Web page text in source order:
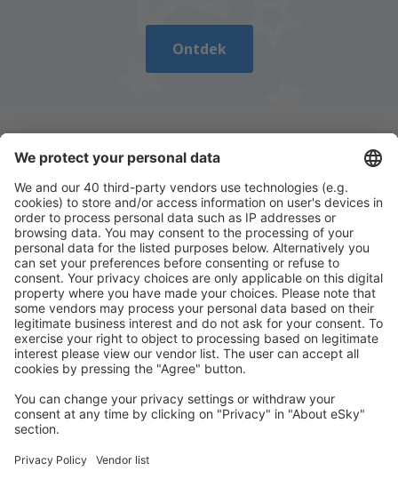
Ontdek
Download onze appen plan gemakkelijk uw
reizen
Plan uw reis
Vliegtickets
Stedentrip